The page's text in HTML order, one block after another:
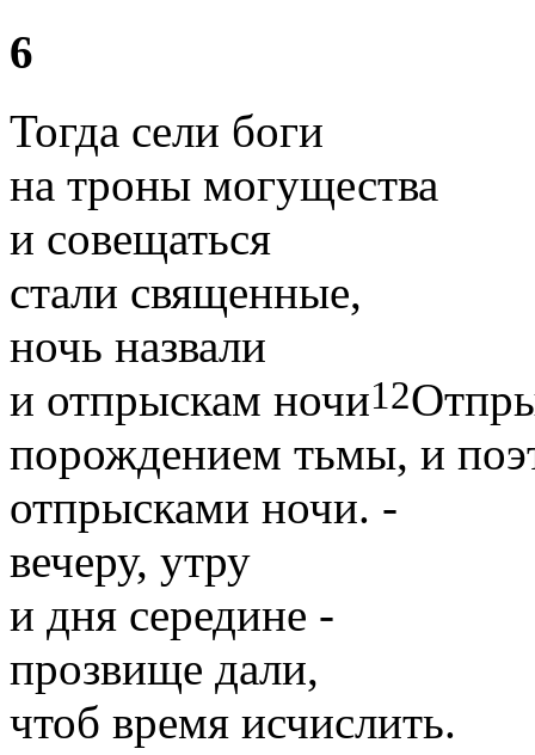
6
Тогда сели боги
на троны могущества
и совещаться
стали священные,
ночь назвали
и отпрыскам ночи12
порождением тьмы, и
отпрысками ночи. -
вечеру, утру
и дня середине -
прозвище дали,
чтоб время исчислить.